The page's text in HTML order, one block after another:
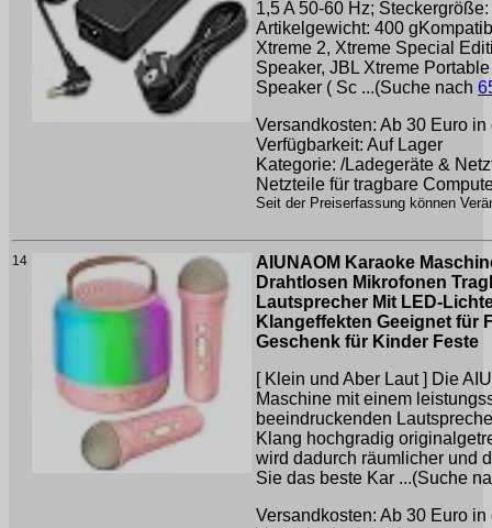
1,5 A 50-60 Hz;
Artikelgewicht: 400
Xtreme 2, Xtreme Special
Speaker, JBL Xtreme
Speaker ( Sc ...(Suche nach
Versandkosten: Ab 30 Euro
Verfügbarkeit: Auf Lager
Kategorie: /Ladegeräte &
Netzteile für tragbare
Seit der Preiserfassung können
14
AIUNAOM Karaoke
Drahtlosen Mikrofonen
Lautsprecher Mit LED-
Klangeffekten Geeignet für
Geschenk für Kinder Feste
[ Klein und Aber Laut ] Die
Maschine mit einem
beeindruckenden
Klang hochgradig
wird dadurch räumlicher und
Sie das beste Kar ...(Suche
Versandkosten: Ab 30 Euro